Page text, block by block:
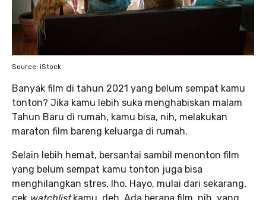
Source: iStock
Banyak film di tahun 2021 yang belum sempat kamu
tonton? Jika kamu lebih suka menghabiskan malam
Tahun Baru di rumah, kamu bisa, nih, melakukan
maraton film bareng keluarga di rumah.
Selain lebih hemat, bersantai sambil menonton film
yang belum sempat kamu tonton juga bisa
menghilangkan stres, lho. Hayo, mulai dari sekarang,